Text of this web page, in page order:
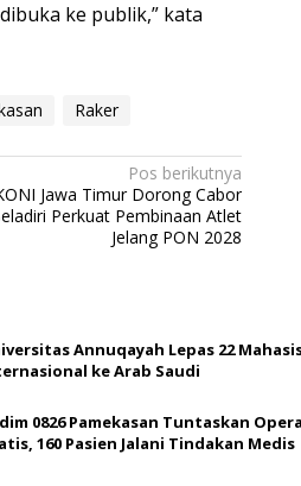
ke publik,” kata
Raker
Pos berikutnya
Jawa Timur Dorong Cabor
Perkuat Pembinaan Atlet
Jelang PON 2028
Annuqayah Lepas 22
ke Arab Saudi
0826 Pamekasan Tuntaskan
160 Pasien Jalani Tindakan Medis